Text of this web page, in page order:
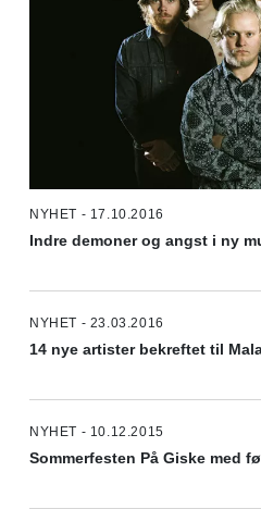
NYHET - 17.10.2016
Indre demoner og angst i ny
NYHET - 23.03.2016
14 nye artister bekreftet til
NYHET - 10.12.2015
Sommerfesten På Giske med